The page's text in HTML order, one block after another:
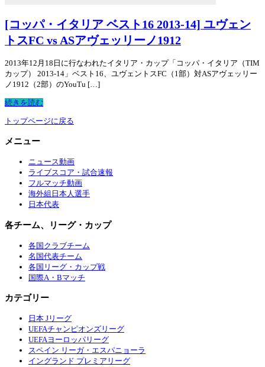
[コッパ・イタリア ベスト16 2013-14] ユヴェン
トスFC vs ASアヴェッリーノ1912
2013年12月18日に行なわれたイタリア・カップ「コッパ・イタリア（TIM
カップ） 2013-14」ベスト16、ユヴェントスFC（1部）対ASアヴェッリー
ノ1912（2部）のYouTu […]
続きを読む
トップページに戻る
メニュー
ニュース動画
ライブスコア・試合速報
フルマッチ動画
海外組日本人選手
日本代表
各チーム、リーグ・カップ
各国クラブチーム
名国代表チーム
各国リーグ・カップ戦
国際A・Bマッチ
カテゴリー
日本 Jリーグ
UEFAチャンピオンズリーグ
UEFAヨーロッパリーグ
スペイン リーガ・エスパニョーラ
イングランド プレミアリーグ